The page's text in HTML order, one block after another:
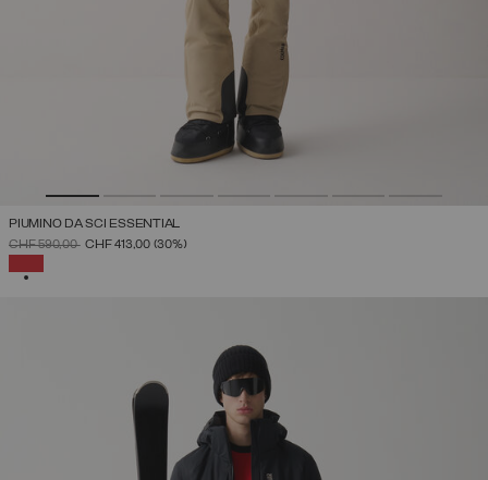
PIUMINO DA SCI ESSENTIAL
PREZZO RIDOTTO DA
CHF 590,00ACHF 413,00 (30%)